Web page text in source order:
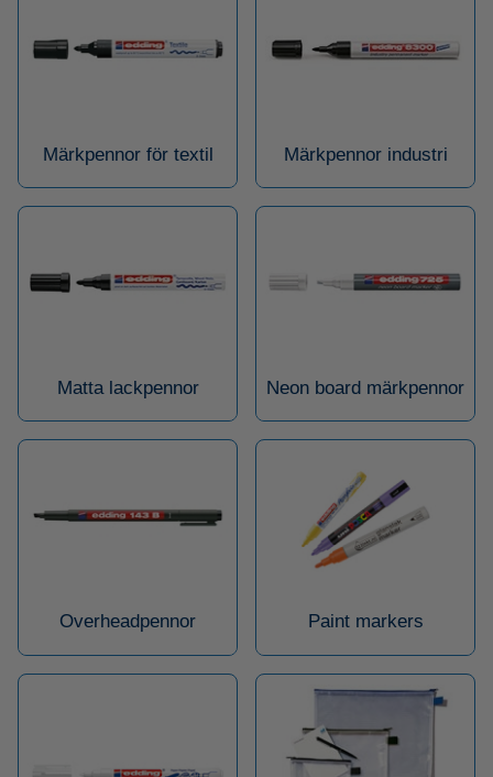
Märkpennor för textil Märkpennor industri
Matta lackpennor Neon board märkpennor
Overheadpennor Paint markers